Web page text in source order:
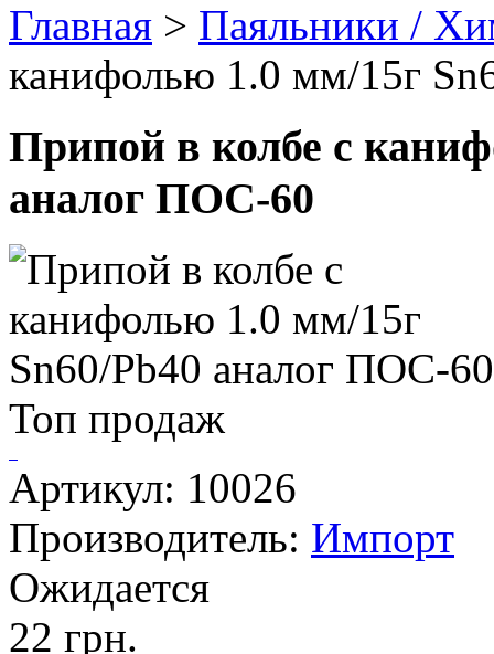
Главная > Паяльники /
канифолью 1.0 мм/15г
Припой в колбе с
аналог ПОС-60
Топ продаж
Артикул: 10026
Производитель: Импорт
Ожидается
22 грн.